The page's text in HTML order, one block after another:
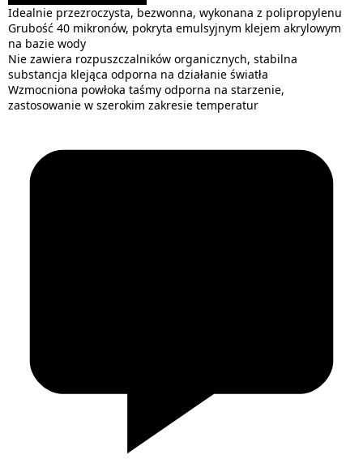
Idealnie przezroczysta, bezwonna, wykonana z polipropylenu
Grubość 40 mikronów, pokryta emulsyjnym klejem akrylowym
na bazie wody
Nie zawiera rozpuszczalników organicznych, stabilna
substancja klejąca odporna na działanie światła
Wzmocniona powłoka taśmy odporna na starzenie,
zastosowanie w szerokim zakresie temperatur